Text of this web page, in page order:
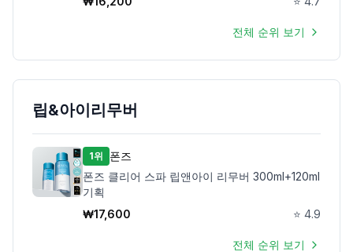
전체 순위 보기
립&아이리무버
1위
폰즈
폰즈 클리어 스파 립앤아이 리무버 300ml+120ml
기획
₩17,600 ⭐ 4.9
전체 순위 보기